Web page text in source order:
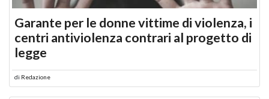
Garante per le donne vittime di violenza, i
centri antiviolenza contrari al progetto di
legge
di Redazione